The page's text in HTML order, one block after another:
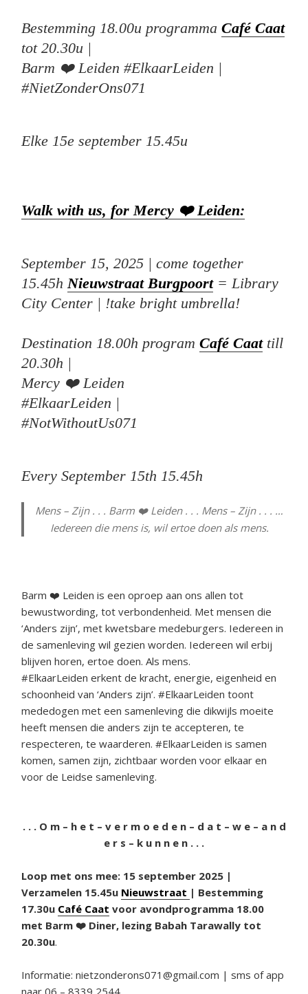
Bestemming 18.00u programmaCafé Caat
tot 20.30u |
Barm ❤️ Leiden #ElkaarLeiden |
#NietZonderOns071
Elke 15e september 15.45u
Walk with us, for Mercy ❤️ Leiden:
September 15, 2025 | come together
15.45h Nieuwstraat Burgpoort= Library
City Center | !take bright umbrella!
Destination 18.00h programCafé Caattill
20.30h |
Mercy ❤️ Leiden
#ElkaarLeiden |
#NotWithoutUs071
Every September 15th 15.45h
Mens – Zijn. . . Barm ❤️ Leiden . . . Mens – Zijn . . . …
Iedereen die mens is, wil ertoe doen als mens.
Barm ❤️ Leiden is een oproep aan ons allen tot
bewustwording, tot verbondenheid. Met mensen die
‘Anders zijn’, met kwetsbare medeburgers. Iedereen in
de samenleving wil gezien worden. Iedereen wil erbij
blijven horen, ertoe doen. Als mens.
#ElkaarLeiden erkent de kracht, energie, eigenheid en
schoonheid van ‘Anders zijn’. #ElkaarLeiden toont
mededogen met een samenleving die dikwijls moeite
heeft mensen die anders zijn te accepteren, te
respecteren, te waarderen. #ElkaarLeiden is samen
komen, samen zijn, zichtbaar worden voor elkaar en
voor de Leidse samenleving.
. . . O m – h e t – v e r m o e d e n – d a t – w e – a n d
e r s – k u n n e n . . .
Loop met ons mee: 15 september 2025 |
Verzamelen 15.45u Nieuwstraat | Bestemming
17.30u Café Caat voor avondprogramma 18.00
met Barm ❤️ Diner, lezing Babah Tarawally tot
20.30u.
Informatie: nietzonderons071@gmail.com | sms of app
naar 06 – 8339 2544